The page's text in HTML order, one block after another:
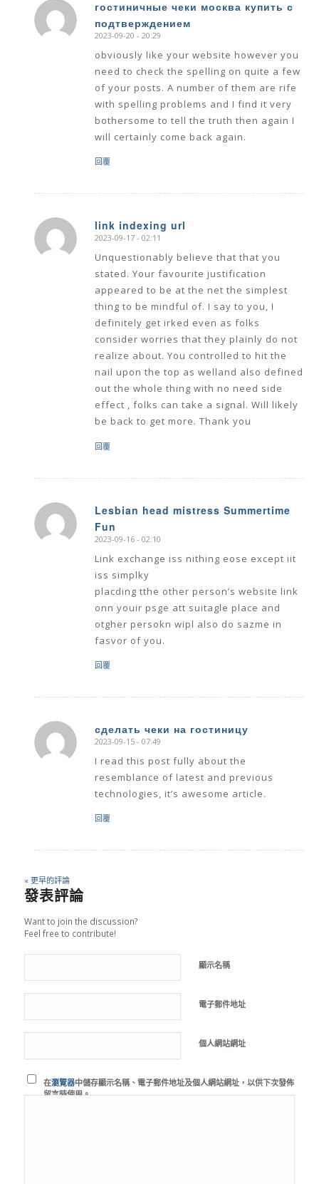
гостиничные чеки москва купить с
подтверждением
says:
2023-09-20 - 20:29
obviously like your website however you
need to check the spelling on quite a few
of your posts. A number of them are rife
with spelling problems and I find it very
bothersome to tell the truth then again I
will certainly come back again.
回覆
link indexing url
says:
2023-09-17 - 02:11
Unquestionably believe that that you
stated. Your favourite justification
appeared to be at the net the simplest
thing to be mindful of. I say to you, I
definitely get irked even as folks
consider worries that they plainly do not
realize about. You controlled to hit the
nail upon the top as welland also defined
out the whole thing with no need side
effect , folks can take a signal. Will likely
be back to get more. Thank you
回覆
Lesbian head mistress Summertime
Fun
says:
2023-09-16 - 02:10
Link exchange iss nithing eose except iit
iss simplky
placding tthe other person’s website link
onn youir psge att suitagle place and
otgher persokn wipl also do sazme in
fasvor of you.
回覆
сделать чеки на гостиницу
says:
2023-09-15 - 07:49
I read this post fully about the
resemblance of latest and previous
technologies, it’s awesome article.
回覆
« 更早的評論
發表評論
Want to join the discussion?
Feel free to contribute!
顯示名稱
電子郵件地址
個人網站網址
在瀏覽器中儲存顯示名稱、電子郵件地址及個人網站網址，以供下次發佈
留言時使用。